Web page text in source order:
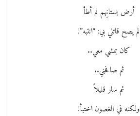
أرض بستانِهم لم أطأ
لم يصح قاتلي بي: “انتبه”!
كان يمشي معي..
ثم صافحني..
ثم سار قليلاً
ولكنه في الغصون اختبأ!